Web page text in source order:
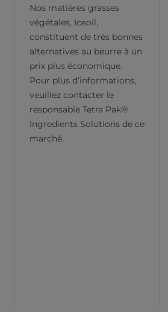
Nos matières grasses
végétales, Iceoil,
constituent de très bonnes
alternatives au beurre à un
prix plus économique.
Pour plus d’informations,
veuillez contacter le
responsable Tetra Pak®
Ingredients Solutions de ce
marché.